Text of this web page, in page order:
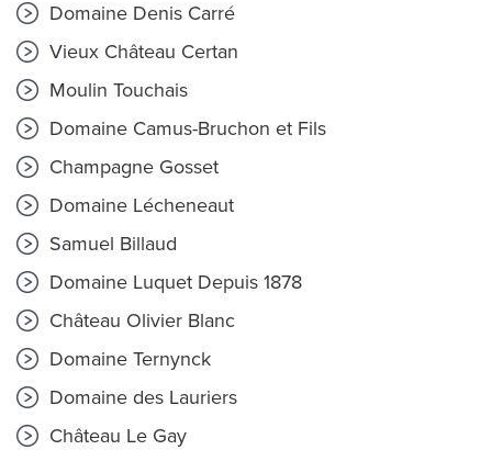
Domaine Denis Carré
Vieux Château Certan
Moulin Touchais
Domaine Camus-Bruchon et Fils
Champagne Gosset
Domaine Lécheneaut
Samuel Billaud
Domaine Luquet Depuis 1878
Château Olivier Blanc
Domaine Ternynck
Domaine des Lauriers
Château Le Gay